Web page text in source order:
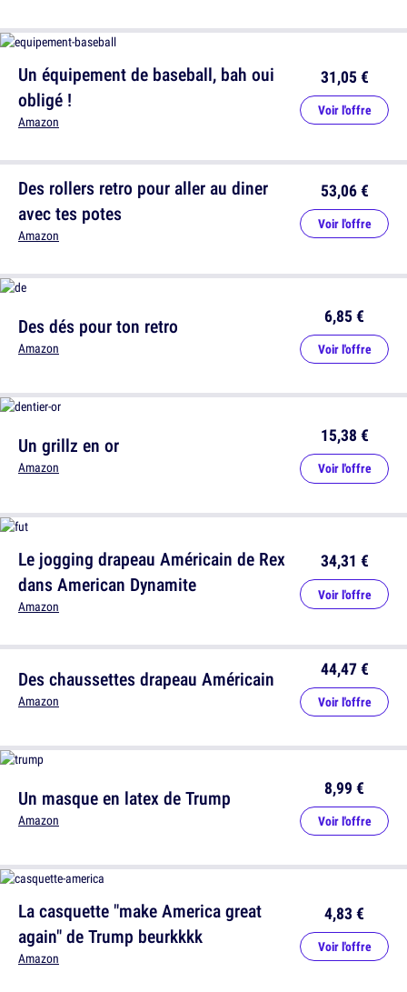
Des rollers retro pour aller au diner
avec tes potes
Amazon
53,06 €
Voir l'offre
Un grillz en or
Amazon
15,38 €
Voir l'offre
Des chaussettes drapeau Américain
Amazon
44,47 €
Voir l'offre
La casquette "make America great
again" de Trump beurkkkk
Amazon
4,83 €
Voir l'offre
Un équipement de baseball, bah oui
obligé !
Amazon
31,05 €
Voir l'offre
Des dés pour ton retro
Amazon
6,85 €
Voir l'offre
Le jogging drapeau Américain de Rex
dans American Dynamite
Amazon
34,31 €
Voir l'offre
Un masque en latex de Trump
Amazon
8,99 €
Voir l'offre